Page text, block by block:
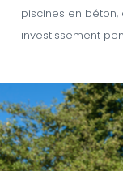
piscines en
investissement